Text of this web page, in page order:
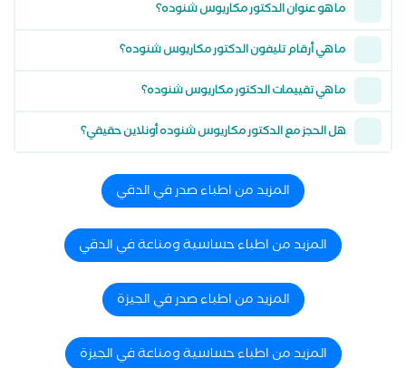
ما هو عنوان الدكتور مكاريوس شنوده؟
ما هي أرقام تليفون الدكتور مكاريوس شنوده؟
ما هي تقييمات الدكتور مكاريوس شنوده؟
هل الحجز مع الدكتور مكاريوس شنوده أونلاين حقيقي؟
المزيد من اطباء صدر في الدقي
المزيد من اطباء حساسية ومناعة في الدقي
المزيد من اطباء صدر في الجيزة
المزيد من اطباء حساسية ومناعة في الجيزة